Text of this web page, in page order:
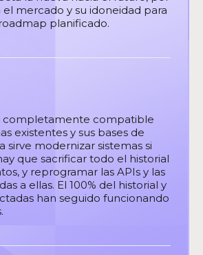
el mercado y su idoneidad para
planificado.
completamente compatible
existentes y sus bases de
sirve modernizar sistemas si
que sacrificar todo el historial
y reprogramar las APIs y las
a ellas. El 100% del historial y
han seguido funcionando